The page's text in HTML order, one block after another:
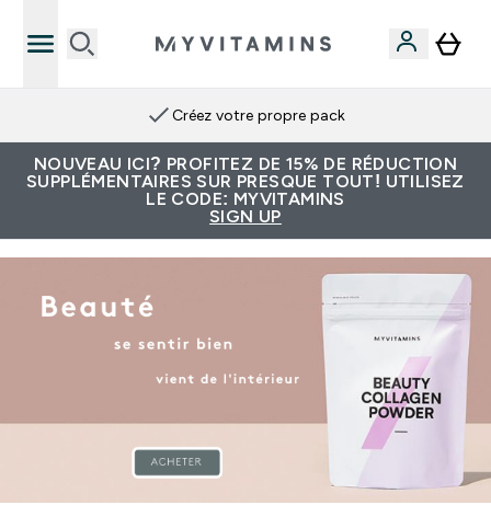
Créez votre propre pack
NOUVEAU ICI? PROFITEZ DE 15% DE RÉDUCTION
SUPPLÉMENTAIRES SUR PRESQUE TOUT! UTILISEZ
LE CODE: MYVITAMINS
SIGN UP